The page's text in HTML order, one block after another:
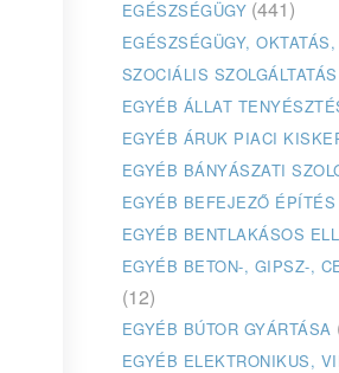
EGÉSZSÉGÜGY (441)
EGÉSZSÉGÜGY,
SZOCIÁLIS
EGYÉB ÁLLAT
EGYÉB ÁRUK PIACI
EGYÉB BÁNYÁSZATI
EGYÉB BEFEJEZŐ ÉPÍTÉS
EGYÉB BENTLAKÁSOS
EGYÉB BETON-, GIPSZ-,
(12)
EGYÉB BÚTOR GYÁRTÁSA
EGYÉB ELEKTRONIKUS,